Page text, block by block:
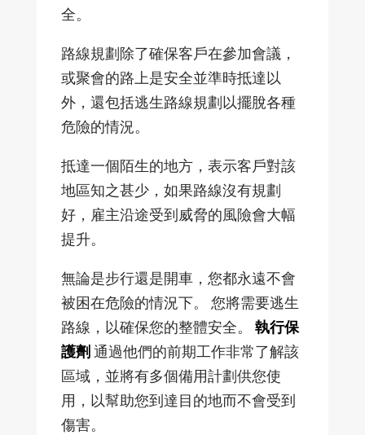
全。
路線規劃除了確保客戶在參加會議，
或聚會的路上是安全並準時抵達以
外，還包括逃生路線規劃以擺脫各種
危險的情況。
抵達一個陌生的地方，表示客戶對該
地區知之甚少，如果路線沒有規劃
好，雇主沿途受到威脅的風險會大幅
提升。
無論是步行還是開車，您都永遠不會
被困在危險的情況下。 您將需要逃生
路線，以確保您的整體安全。 執行保
護劑 通過他們的前期工作非常了解該
區域，並將有多個備用計劃供您使
用，以幫助您到達目的地而不會受到
傷害。